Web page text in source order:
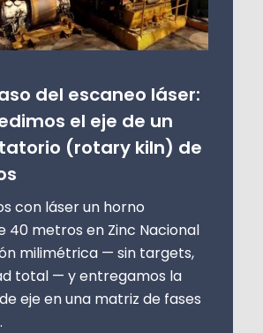
del escaneo láser:
el eje de un
(rotary kiln) de
con láser un horno
40 metros en Zinc Nacional
milimétrica — sin targets,
total — y entregamos la
eje en una matriz de fases